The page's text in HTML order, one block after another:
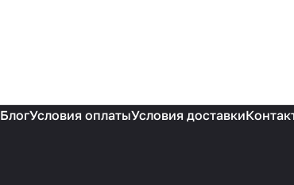
БлогУсловия оплатыУсловия доставки